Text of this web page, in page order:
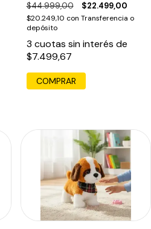
$44.999,00 $22.499,00
$20.249,10 con Transferencia o
depósito
3 cuotas sin interés de
$7.499,67